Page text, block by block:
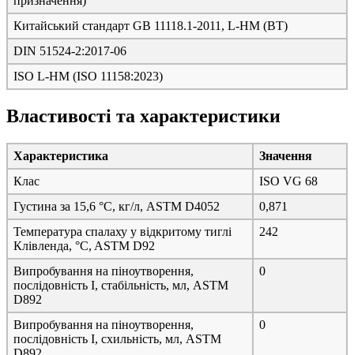
Китайський стандарт GB 11118.1-2011, L-HM (ВТ)
DIN 51524-2:2017-06
ISO L-HM (ISO 11158:2023)
Властивості та характеристики
Характеристика
Значення
Клас
ISO VG 68
Густина за 15,6 °C, кг/л, ASTM D4052
0,871
Температура спалаху у відкритому тиглі
Клівленда, °C, ASTM D92
242
Випробування на піноутворення,
послідовність I, стабільність, мл, ASTM
D892
0
Випробування на піноутворення,
послідовність I, схильність, мл, ASTM
0